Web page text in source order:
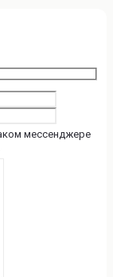
мессенджере